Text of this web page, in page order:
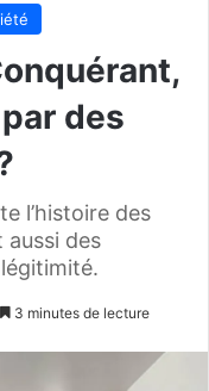
des
l’histoire des
des
3 minutes de lecture